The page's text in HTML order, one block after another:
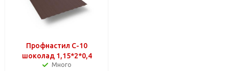
Профнастил С-10
шоколад 1,15*2*0,4
Много